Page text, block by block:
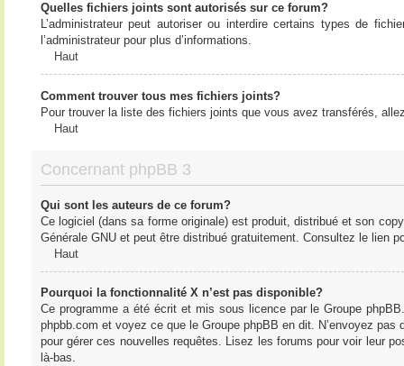
Quelles fichiers joints sont autorisés sur ce forum?
L’administrateur peut autoriser ou interdire certains types de
l’administrateur pour plus d’informations.
Haut
Comment trouver tous mes fichiers joints?
Pour trouver la liste des fichiers joints que vous avez transférés,
Haut
Concernant phpBB 3
Qui sont les auteurs de ce forum?
Ce logiciel (dans sa forme originale) est produit, distribué et son
Générale GNU et peut être distribué gratuitement. Consultez le lien
Haut
Pourquoi la fonctionnalité X n’est pas disponible?
Ce programme a été écrit et mis sous licence par le Groupe
phpbb.com et voyez ce que le Groupe phpBB en dit. N’envoyez
pour gérer ces nouvelles requêtes. Lisez les forums pour voir leur
là-bas.